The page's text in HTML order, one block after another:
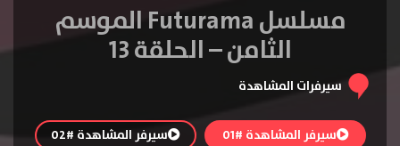
مسلسل Futurama الموسم
الثامن – الحلقة 13
سيرفرات المشاهدة
سيرفر المشاهدة #01 سيرفر المشاهدة #02